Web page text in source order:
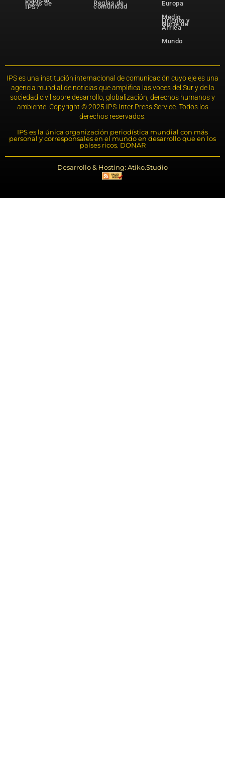
notas de
IPS?
Reglas de
comunidad
Europa
Medio
Oriente y
Norte de
África
Mundo
IPS es una institución internacional de comunicación cuyo eje es una
agencia mundial de noticias que amplifica las voces del Sur y de la
sociedad civil sobre desarrollo, globalización, derechos humanos y
ambiente. Copyright © 2025 IPS-Inter Press Service. Todos los
derechos reservados.
IPS es la única organización periodística mundial con más
personal y corresponsales en el mundo en desarrollo que en los
países ricos. DONAR
Desarrollo & Hosting: Atiko.Studio